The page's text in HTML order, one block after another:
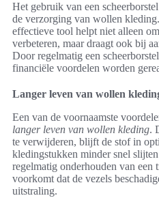
Het gebruik van een
de verzorging van wollen
effectieve tool helpt niet alleen
verbeteren, maar draagt ook bij
Door regelmatig een
financiële voordelen worden
Langer leven van wollen
Een van de voornaamste
langer leven van wollen kleding.
te verwijderen, blijft de stof in
kledingstukken minder snel
regelmatig onderhouden van een
voorkomt dat de vezels
uitstraling.